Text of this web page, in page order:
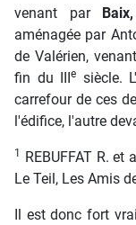
venant par
aménagée par
de Valérien,
fin du III
e siècle.
carrefour de ces
l'édifice, l'autre
1
REBUFFAT R.
Le Teil, Les Amis
Il est donc fort